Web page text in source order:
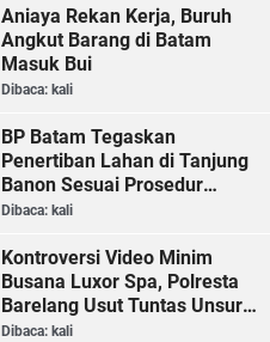
Aniaya Rekan Kerja, Buruh
Angkut Barang di Batam
Masuk Bui
Dibaca: kali
BP Batam Tegaskan
Penertiban Lahan di Tanjung
Banon Sesuai Prosedur
Hukum
Dibaca: kali
Kontroversi Video Minim
Busana Luxor Spa, Polresta
Barelang Usut Tuntas Unsur
Pelanggaran Hukum
Dibaca: kali